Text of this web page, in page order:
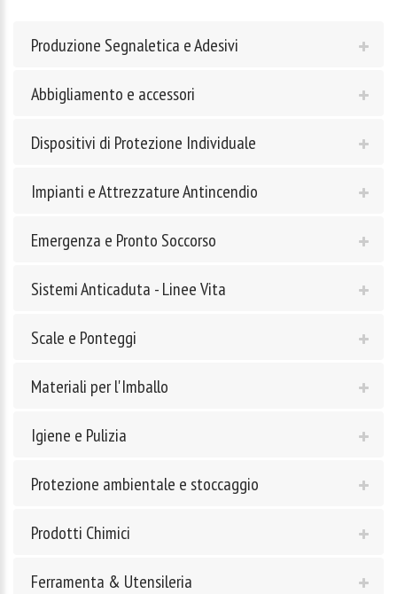
Produzione Segnaletica e Adesivi
Abbigliamento e accessori
Dispositivi di Protezione Individuale
Impianti e Attrezzature Antincendio
Emergenza e Pronto Soccorso
Sistemi Anticaduta - Linee Vita
Scale e Ponteggi
Materiali per l'Imballo
Igiene e Pulizia
Protezione ambientale e stoccaggio
Prodotti Chimici
Ferramenta & Utensileria